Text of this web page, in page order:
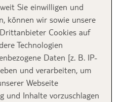
zur Traumreise wird,
Auswahl an tollen
indenen ihr euch sowohl
Zeit als Paar
für eure Auszeit zu zweit
Hotels. Das Konzept
für Paare!
Sie einwilligen und
können wir sowie unsere
Cookies auf
Technologien
Daten [z. B. IP-
und verarbeiten, um
Webseite
und Inhalte vorzuschlagen